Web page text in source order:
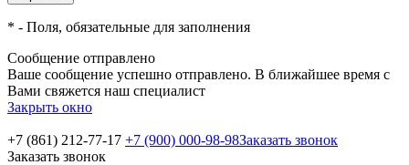
* - Поля, обязательные для заполнения
Сообщение отправлено
Ваше сообщение успешно отправлено. В ближайшее время с
Вами свяжется наш специалист
Закрыть окно
+7 (861) 212-77-17 +7 (900) 000-98-98Заказать звонок
Заказать звонок